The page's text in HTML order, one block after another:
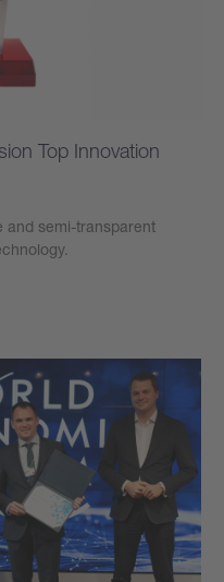
Top Innovation
and semi-transparent